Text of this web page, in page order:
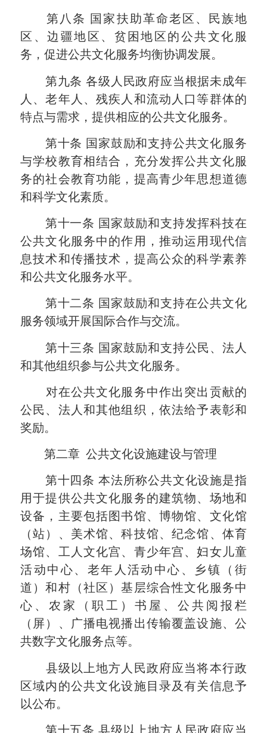
第八条 国家扶助革命老区、民族地
区、边疆地区、贫困地区的公共文化服
务，促进公共文化服务均衡协调发展。
第九条 各级人民政府应当根据未成年
人、老年人、残疾人和流动人口等群体的
特点与需求，提供相应的公共文化服务。
第十条 国家鼓励和支持公共文化服务
与学校教育相结合，充分发挥公共文化服
务的社会教育功能，提高青少年思想道德
和科学文化素质。
第十一条 国家鼓励和支持发挥科技在
公共文化服务中的作用，推动运用现代信
息技术和传播技术，提高公众的科学素养
和公共文化服务水平。
第十二条 国家鼓励和支持在公共文化
服务领域开展国际合作与交流。
第十三条 国家鼓励和支持公民、法人
和其他组织参与公共文化服务。
对在公共文化服务中作出突出贡献的
公民、法人和其他组织，依法给予表彰和
奖励。
第二章 公共文化设施建设与管理
第十四条 本法所称公共文化设施是指
用于提供公共文化服务的建筑物、场地和
设备，主要包括图书馆、博物馆、文化馆
（站）、美术馆、科技馆、纪念馆、体育
场馆、工人文化宫、青少年宫、妇女儿童
活动中心、老年人活动中心、乡镇（街
道）和村（社区）基层综合性文化服务中
心、农家（职工）书屋、公共阅报栏
（屏）、广播电视播出传输覆盖设施、公
共数字文化服务点等。
县级以上地方人民政府应当将本行政
区域内的公共文化设施目录及有关信息予
以公布。
第十五条 县级以上地方人民政府应当